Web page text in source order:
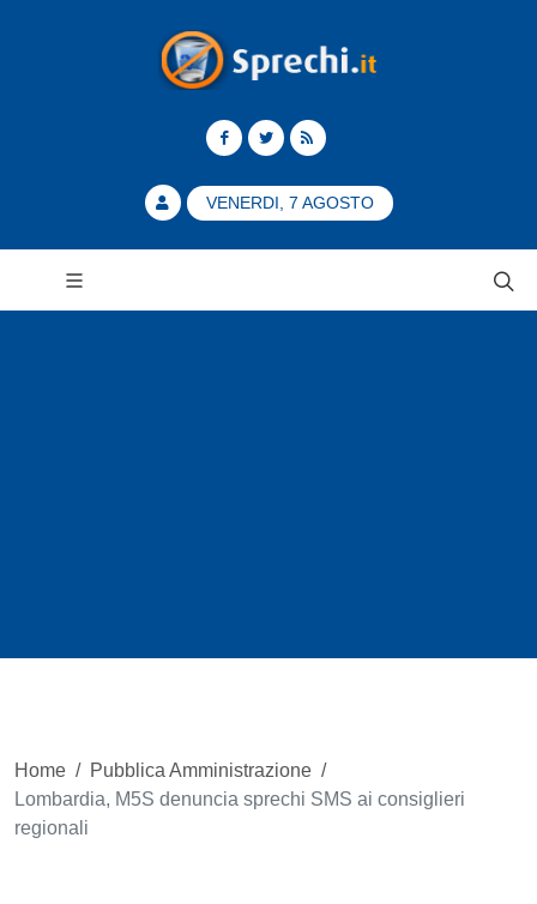
VENERDI, 7 AGOSTO
Home / Pubblica Amministrazione /
Lombardia, M5S denuncia sprechi SMS ai consiglieri
regionali